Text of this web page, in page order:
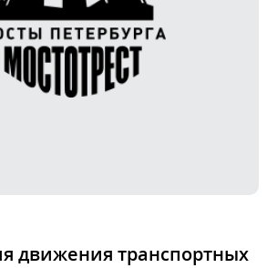
движения транспортных